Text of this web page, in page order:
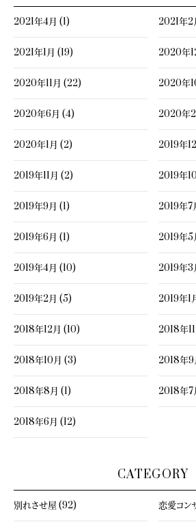
2021年4月 (1) 2021年2
2021年1月 (19) 2020年
2020年11月 (22) 2020年
2020年6月 (4) 2020年
2020年1月 (2) 2019年
2019年11月 (2) 2019年
2019年9月 (1) 2019年7
2019年6月 (1) 2019年5
2019年4月 (10) 2019年3
2019年2月 (5) 2019年1
2018年12月 (10) 2018年
2018年10月 (3) 2018年
2018年8月 (1) 2018年
2018年6月 (12)
CATEGORY
別れさせ屋 (92) 恋愛コン